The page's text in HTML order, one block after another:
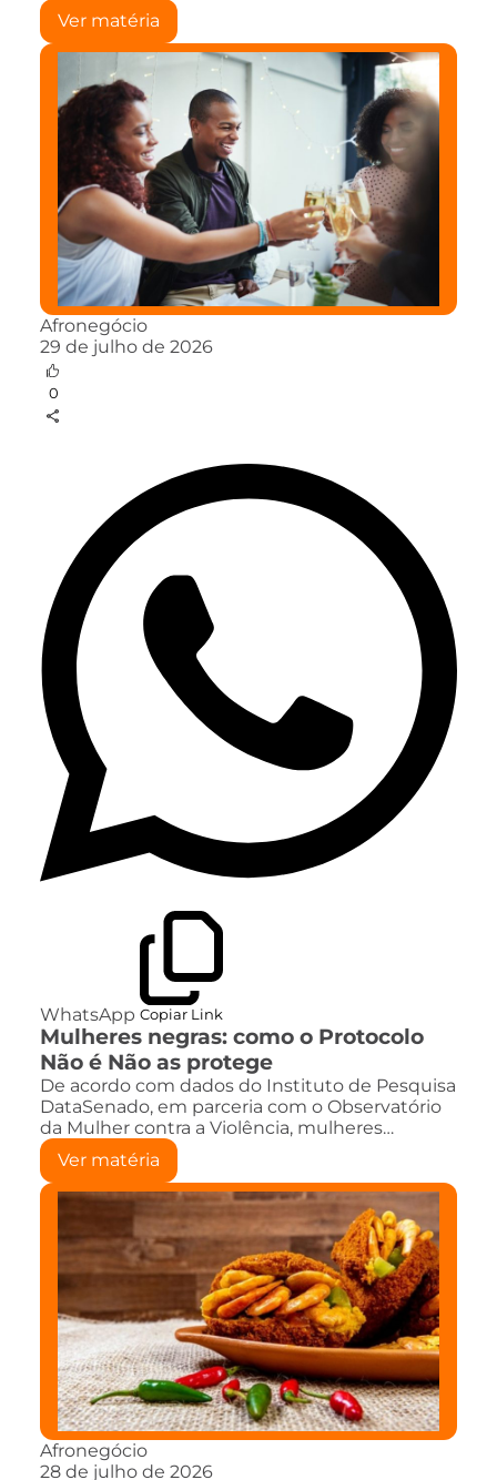
Ver matéria
Afronegócio
29 de julho de 2026
0
WhatsApp Copiar Link
Mulheres negras: como o Protocolo
Não é Não as protege
De acordo com dados do Instituto de Pesquisa
DataSenado, em parceria com o Observatório
da Mulher contra a Violência, mulheres…
Ver matéria
Afronegócio
28 de julho de 2026